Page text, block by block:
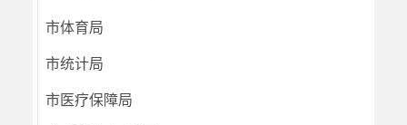
市体育局
市统计局
市医疗保障局